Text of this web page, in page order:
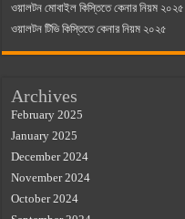
ওয়ালটন মোবাইল কিস্তিতে কেনার নিয়ম ২০২৫
ওয়ালটন টিভি কিস্তিতে কেনার নিয়ম ২০২৫
Archives
February 2025
January 2025
December 2024
November 2024
October 2024